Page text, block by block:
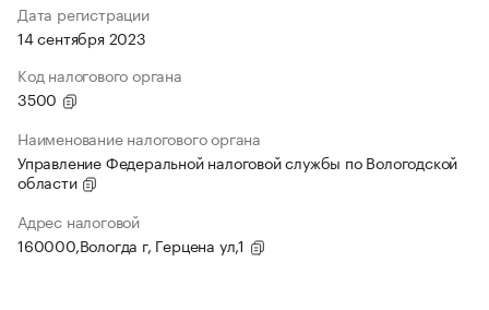
Дата регистрации
14 сентября 2023
Код налогового органа
3500
Наименование налогового органа
Управление Федеральной налоговой службы по Вологодской
области
Адрес налоговой
160000,Вологда г, Герцена ул,1